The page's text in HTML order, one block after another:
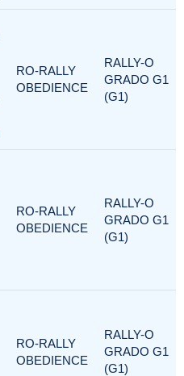
RO-RALLY
OBEDIENCE
RALLY-O
GRADO G1
(G1)
RO-RALLY
OBEDIENCE
RALLY-O
GRADO G1
(G1)
RO-RALLY
OBEDIENCE
RALLY-O
GRADO G1
(G1)